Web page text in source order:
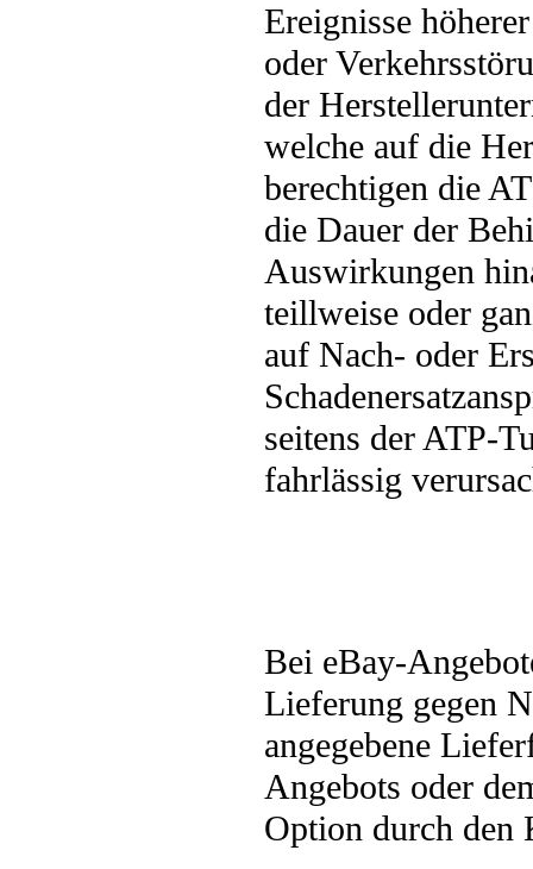
Ereignisse
oder
der
welche auf die
berechtigen die
die Dauer der
Auswirkungen
teillweise oder
auf Nach- oder
seitens der ATP-
fahrlässig
Bei eBay-
Lieferung gegen
angegebene
Angebots oder
Option durch den